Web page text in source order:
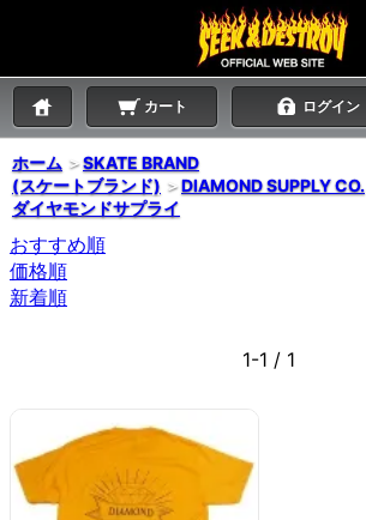
カート ログイン
ホーム ＞SKATE BRAND
(スケートブランド) ＞DIAMOND SUPPLY CO.
ダイヤモンドサプライ
おすすめ順
価格順
新着順
1-1 / 1